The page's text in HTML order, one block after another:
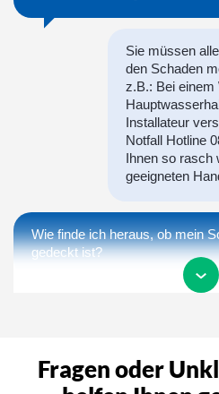
Sie müssen
den Schaden
z.B.: Bei einem
Installateur
Notfall Hotline
Ihnen so rasch
geeigneten
Wie finde ich heraus, ob mein
gedeckt ist?
anrufen, oder
melden. Wir
Fragen oder